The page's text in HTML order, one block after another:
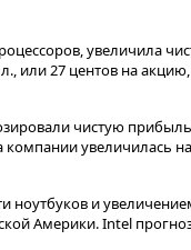
увеличила
или 27 центов на
чистую
увеличилась
ноутбуков и
Америки. Intel